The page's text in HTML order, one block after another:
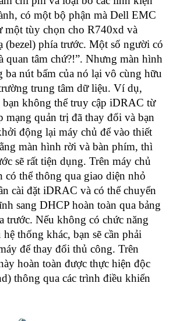
có một bộ phận mà Dell EMC
một tùy chọn cho R740xd và
(bezel) phía trước. Một số người có
quan tâm chứ?!”. Nhưng màn hình
nút bấm của nó lại vô cùng hữu
trung tâm dữ liệu. Ví dụ,
không thể truy cập iDRAC từ
mạng quản trị đã thay đổi và bạn
động lại máy chủ để vào thiết
màn hình rời và bàn phím, thì
sẽ rất tiện dụng. Trên máy chủ
có thể thông qua giao diện nhỏ
cài đặt iDRAC và có thể chuyển
sang DHCP hoàn toàn qua bảng
trước. Nếu không có chức năng
thống khác, bạn sẽ cần phải
để thay đổi thủ công. Trên
hoàn toàn được thực hiện độc
thông qua các trình điều khiển